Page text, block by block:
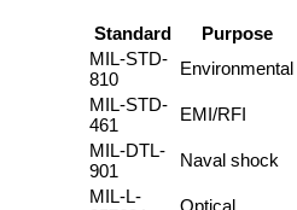
Standard Purpose
MIL-STD-
810
Environmental
MIL-STD-
461
EMI/RFI
MIL-DTL-
901
Naval shock
MIL-L-
Optical